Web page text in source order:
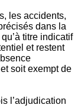
les accidents,
dans la
titre indicatif
et restent
soit exempt de
l’adjudication